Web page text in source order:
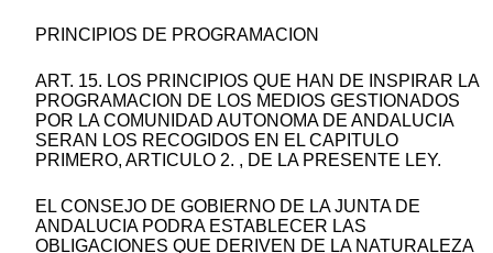
PRINCIPIOS DE PROGRAMACION
ART. 15. LOS PRINCIPIOS QUE HAN DE INSPIRAR LA
PROGRAMACION DE LOS MEDIOS GESTIONADOS
POR LA COMUNIDAD AUTONOMA DE ANDALUCIA
SERAN LOS RECOGIDOS EN EL CAPITULO
PRIMERO, ARTICULO 2. , DE LA PRESENTE LEY.
EL CONSEJO DE GOBIERNO DE LA JUNTA DE
ANDALUCIA PODRA ESTABLECER LAS
OBLIGACIONES QUE DERIVEN DE LA NATURALEZA